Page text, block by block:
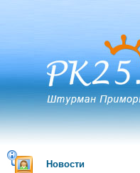
Новости